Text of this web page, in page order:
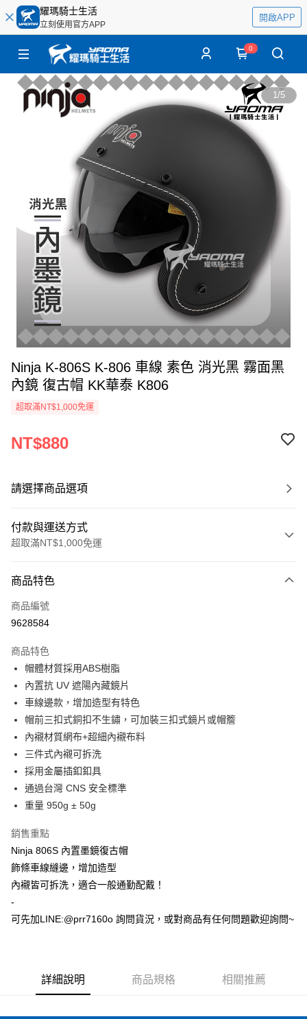
耀瑪騎士生活
立刻使用官方APP
開啟APP
0
1/5
Ninja K-806S K-806 車線 素色 消光黑 霧面黑
內鏡 復古帽 KK華泰 K806
超取滿NT$1,000免運
NT$880
請選擇商品選項
付款與運送方式
超取滿NT$1,000免運
信用卡一次付款
超商取貨付款
ATM付款
運送方式
全家取貨付款(安全帽一頂以上請選宅配)
每筆NT$60，滿NT$1,000(含以上)免運費
7-11取貨付款(安全帽一頂以上請選宅配)
每筆NT$60，滿NT$1,000(含以上)免運費
宅配
每筆NT$100，滿NT$1,000(含以上)免運費
商品特色
商品編號
9628584
商品特色
帽體材質採用ABS樹脂
內置抗 UV 遮陽內藏鏡片
車線邊款，增加造型有特色
帽前三扣式銅扣不生鏽，可加裝三扣式鏡片或帽簷
內襯材質網布+超細內襯布料
三件式內襯可拆洗
採用金屬插釦釦具
通過台灣 CNS 安全標準
重量 950g ± 50g
銷售重點
Ninja 806S 內置墨鏡復古帽
飾條車線縫邊，增加造型
內襯皆可拆洗，適合一般通勤配戴！
-
可先加LINE:@prr7160o 詢問貨況，或對商品有任何問題歡迎詢問~
詳細說明 商品規格 相關推薦